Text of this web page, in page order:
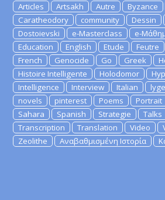
Articles Artsakh Autre Byzance
Caratheodory
community Dessin
Dostoievski
e-Masterclass e-
Education
English Etude Feutre
French
Genocide Go Greek
Histoire Intelligente
Holodomor
Intelligence
Interview Italian
novels
pinterest Poems Portrait
Sahara
Spanish Strategie Talks
Transcription
Translation Video
Zeolithe
Αναβαθμισμένη Ιστορία